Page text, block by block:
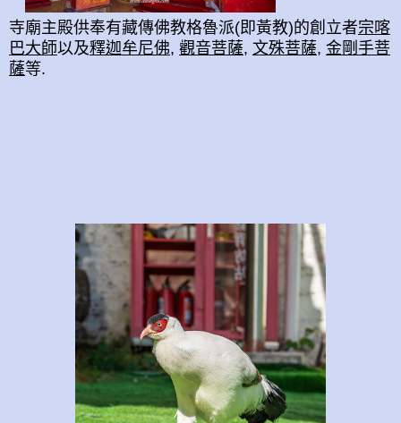
寺廟主殿供奉有藏傳佛教格魯派(即黃教)的創立者宗喀
巴大師以及釋迦牟尼佛, 觀音菩薩, 文殊菩薩, 金剛手菩
薩等.